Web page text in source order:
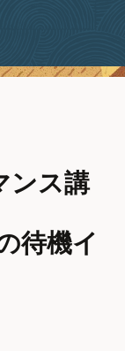
ンス講
待機イ